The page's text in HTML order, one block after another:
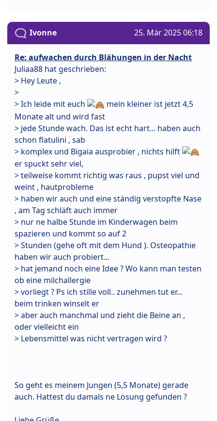
Ivonne 25. Mär 2025 06:18
Re: aufwachen durch Blähungen in der Nacht
Juliaa88 hat geschrieben:
> Hey Leute ,
>
> Ich leide mit euch
mein kleiner ist jetzt 4,5
Monate alt und wird fast
> jede Stunde wach. Das ist echt hart... haben auch
schon flatulini , sab
> komplex und Bigaia ausprobier , nichts hilft
er spuckt sehr viel,
> teilweise kommt richtig was raus , pupst viel und
weint , hautprobleme
> haben wir auch und eine ständig verstopfte Nase
, am Tag schläft auch immer
> nur ne halbe Stunde im Kinderwagen beim
spazieren und kommt so auf 2
> Stunden (gehe oft mit dem Hund ). Osteopathie
haben wir auch probiert...
> hat jemand noch eine Idee ? Wo kann man testen
ob eine milchallergie
> vorliegt ? Ps ich stille voll.. zunehmen tut er...
beim trinken winselt er
> aber auch manchmal und zieht die Beine an ,
oder vielleicht ein
> Lebensmittel was nicht vertragen wird ?
So geht es meinem Jungen (5,5 Monate) gerade
auch. Hattest du damals ne Lösung gefunden ?